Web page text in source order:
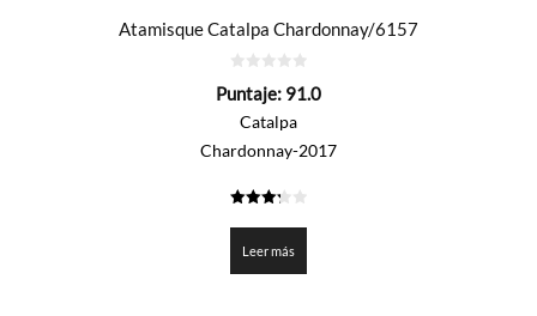
Atamisque Catalpa Chardonnay/6157
de
Puntaje: 91.0
Catalpa
Chardonnay-2017
de 5
Leer más